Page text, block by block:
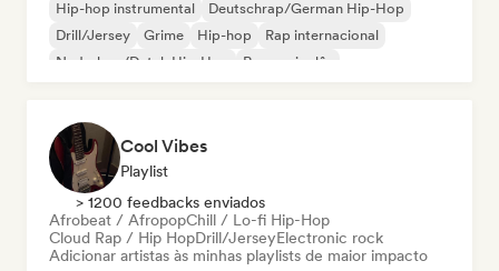
Hip-hop instrumental
Deutschrap/German Hip-Hop
Drill/Jersey
Grime Hip-hop
Rap internacional
Nederhop/Dutch Hip-Hop
Rap em inglês
Cool Vibes
Playlist
> 1200 feedbacks enviados
Afrobeat / AfropopChill / Lo-fi Hip-Hop
Cloud Rap / Hip HopDrill/JerseyElectronic rock
Adicionar artistas às minhas playlists de maior impacto